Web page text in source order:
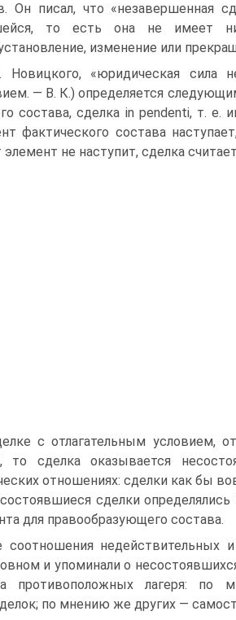
Он писал, что «незавершенная
то есть она не имеет
изменение или
«юридическая сила
— В. К.) определяется
состава, сделка in pendenti, т. е.
фактического состава
элемент не наступит, сделка
с отлагательным условием,
то сделка оказывается
отношениях: сделки как бы
сделки
для правообразующего состава.
недействительных
и упоминали о
противоположных лагеря:
по мнению же других —